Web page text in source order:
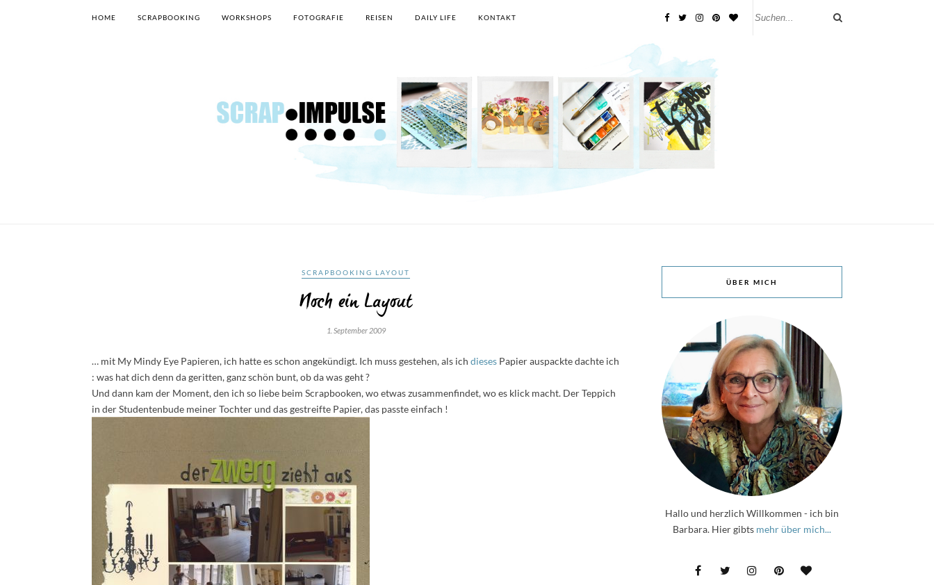
HOME SCRAPBOOKING WORKSHOPS FOTOGRAFIE REISEN DAILY LIFE KONTAKT
SCRAPBOOKING LAYOUT
Noch ein Layout
1. September 2009
… mit My Mindy Eye Papieren, ich hatte es schon angekündigt. Ich muss gestehen, als ich dieses Papier auspackte dachte ich
: was hat dich denn da geritten, ganz schön bunt, ob da was geht ?
Und dann kam der Moment, den ich so liebe beim Scrapbooken, wo etwas zusammenfindet, wo es klick macht. Der Teppich
in der Studentenbude meiner Tochter und das gestreifte Papier, das passte einfach !
ÜBER MICH
Hallo und herzlich Willkommen - ich bin
Barbara. Hier gibts mehr über mich...